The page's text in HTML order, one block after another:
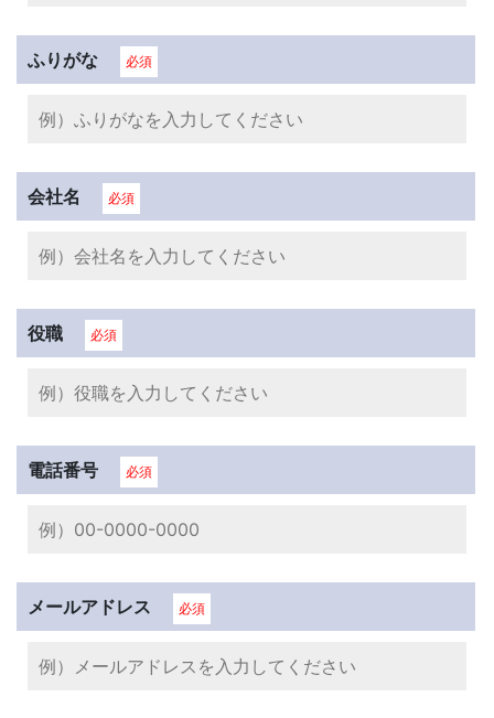
ふりがな 必須
会社名 必須
役職 必須
電話番号 必須
メールアドレス 必須